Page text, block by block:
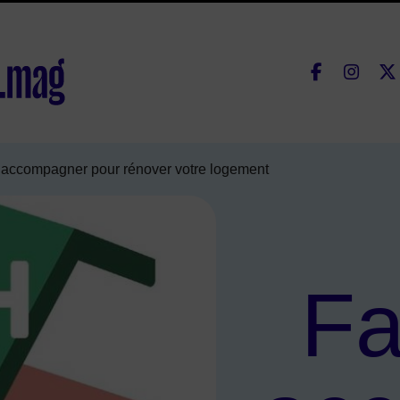
de Courbevoie
pour rénover votre logement